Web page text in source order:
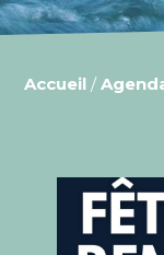
Accueil /